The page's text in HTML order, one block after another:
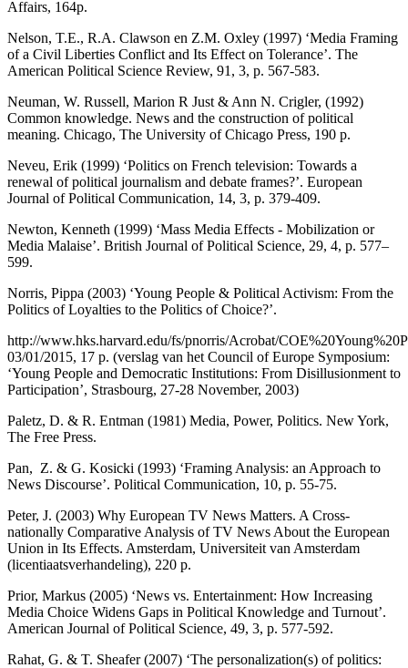
Affairs, 164p.
Nelson, T.E., R.A. Clawson en Z.M. Oxley (1997) ‘Media Framing
of a Civil Liberties Conflict and Its Effect on Tolerance’. The
American Political Science Review, 91, 3, p. 567-583.
Neuman, W. Russell, Marion R Just & Ann N. Crigler, (1992)
Common knowledge. News and the construction of political
meaning. Chicago, The University of Chicago Press, 190 p.
Neveu, Erik (1999) ‘Politics on French television: Towards a
renewal of political journalism and debate frames?’. European
Journal of Political Communication, 14, 3, p. 379-409.
Newton, Kenneth (1999) ‘Mass Media Effects - Mobilization or
Media Malaise’. British Journal of Political Science, 29, 4, p. 577–
599.
Norris, Pippa (2003) ‘Young People & Political Activism: From the
Politics of Loyalties to the Politics of Choice?’.
http://www.hks.harvard.edu/fs/pnorris/Acrobat/
03/01/2015, 17 p. (verslag van het Council of Europe Symposium:
‘Young People and Democratic Institutions: From Disillusionment to
Participation’, Strasbourg, 27-28 November, 2003)
Paletz, D. & R. Entman (1981) Media, Power, Politics. New York,
The Free Press.
Pan, Z. & G. Kosicki (1993) ‘Framing Analysis: an Approach to
News Discourse’. Political Communication, 10, p. 55-75.
Peter, J. (2003) Why European TV News Matters. A Cross-
nationally Comparative Analysis of TV News About the European
Union in Its Effects. Amsterdam, Universiteit van Amsterdam
(licentiaatsverhandeling), 220 p.
Prior, Markus (2005) ‘News vs. Entertainment: How Increasing
Media Choice Widens Gaps in Political Knowledge and Turnout’.
American Journal of Political Science, 49, 3, p. 577-592.
Rahat, G. & T. Sheafer (2007) ‘The personalization(s) of politics: